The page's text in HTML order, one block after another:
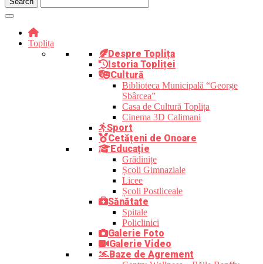
Toplița
Despre Toplița
Istoria Topliței
Cultură
Biblioteca Municipală “George
Sbârcea”
Casa de Cultură Toplița
Cinema 3D Calimani
Sport
Cetățeni de Onoare
Educație
Grădinițe
Școli Gimnaziale
Licee
Școli Postliceale
Sănătate
Spitale
Policlinici
Galerie Foto
Galerie Video
Baze de Agrement